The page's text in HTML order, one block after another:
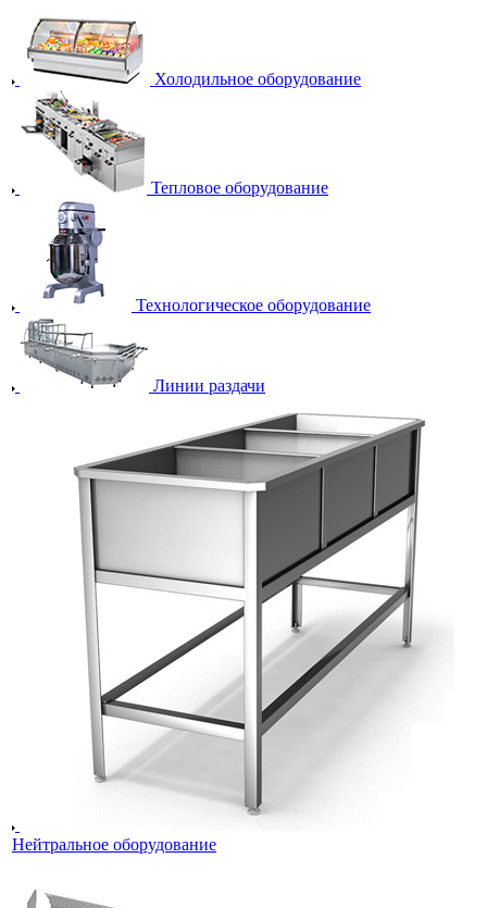
Холодильное оборудование
Тепловое оборудование
Технологическое оборудование
Линии раздачи
Нейтральное оборудование